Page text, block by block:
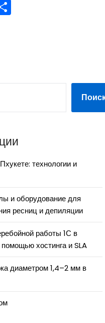
технологии и
и оборудование для
ресниц и депиляции
работы 1С в
хостинга и SLA
диаметром 1,4–2 мм в